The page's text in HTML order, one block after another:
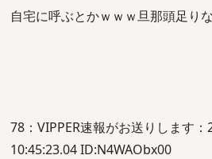
自宅に呼ぶとかｗｗｗ旦那頭足り
78：VIPPER速報がお送りします
10:45:23.04 ID:N4WAObx00